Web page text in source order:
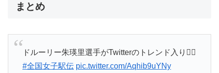
まとめ
ドルーリー朱瑛里選手がTwitterのトレンド入り👍🏻
#全国女子駅伝 pic.twitter.com/Aqhib9uYNy